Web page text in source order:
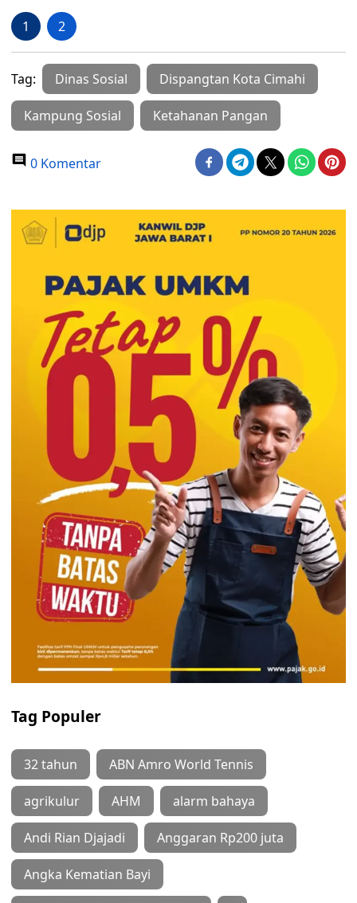
1 2
Tag: Dinas Sosial Dispangtan Kota Cimahi
Kampung Sosial Ketahanan Pangan
0 Komentar
Tag Populer
32 tahun ABN Amro World Tennis
agrikulur AHM alarm bahaya
Andi Rian Djajadi Anggaran Rp200 juta
Angka Kematian Bayi